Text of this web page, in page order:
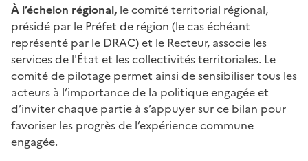
À l’échelon régional, le comité territorial régional,
présidé par le Préfet de région (le cas échéant
représenté par le DRAC) et le Recteur, associe les
services de l'État et les collectivités territoriales. Le
comité de pilotage permet ainsi de sensibiliser tous les
acteurs à l’importance de la politique engagée et
d’inviter chaque partie à s’appuyer sur ce bilan pour
favoriser les progrès de l’expérience commune
engagée.